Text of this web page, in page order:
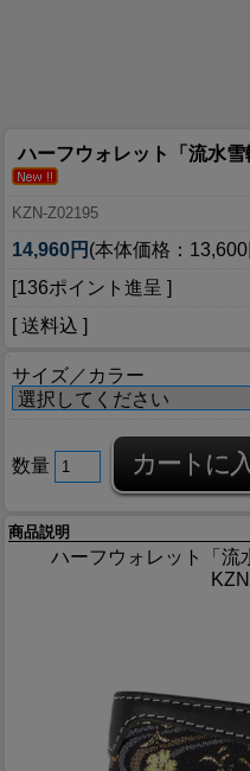
ハーフウォレット「流水
KZN-Z02195
14,960円 (本体価格：
[136ポイント進呈 ]
[ 送料込 ]
サイズ／カラー
数量
商品説明
ハーフウォレット「